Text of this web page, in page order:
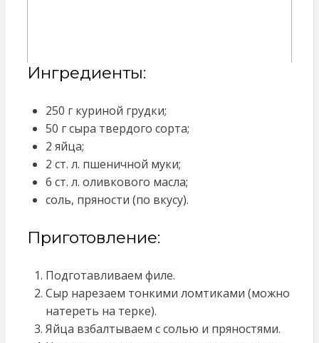
Ингредиенты:
250 г куриной грудки;
50 г сыра твердого сорта;
2 яйца;
2 ст. л. пшеничной муки;
6 ст. л. оливкового масла;
соль, пряности (по вкусу).
Приготовление:
Подготавливаем филе.
Сыр нарезаем тонкими ломтиками (можно
натереть на терке).
Яйца взбалтываем с солью и пряностями.